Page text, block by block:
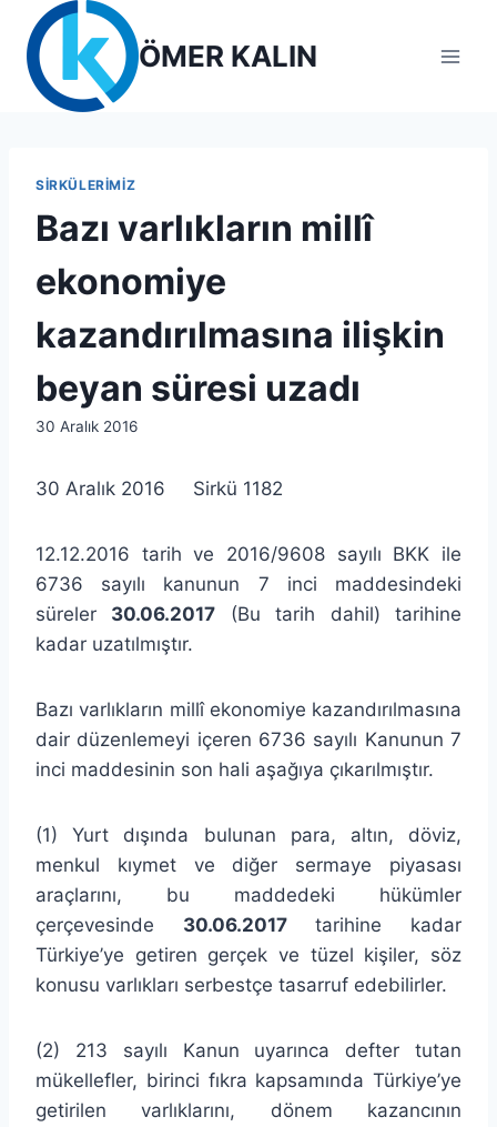
content
ÖMER KALIN
SIRKÜLERIMIZ
Bazı varlıkların millî
ekonomiye
kazandırılmasına ilişkin
beyan süresi uzadı
By
30 Aralık 2016
30 Aralık 2016 Sirkü 1182
12.12.2016 tarih ve 2016/9608 sayılı BKK ile
6736 sayılı kanunun 7 inci maddesindeki
süreler 30.06.2017 (Bu tarih dahil) tarihine
kadar uzatılmıştır.
Bazı varlıkların millî ekonomiye kazandırılmasına
dair düzenlemeyi içeren 6736 sayılı Kanunun 7
inci maddesinin son hali aşağıya çıkarılmıştır.
(1) Yurt dışında bulunan para, altın, döviz,
menkul kıymet ve diğer sermaye piyasası
araçlarını, bu maddedeki hükümler
çerçevesinde 30.06.2017tarihine kadar
Türkiye’ye getiren gerçek ve tüzel kişiler, söz
konusu varlıkları serbestçe tasarruf edebilirler.
(2) 213 sayılı Kanun uyarınca defter tutan
mükellefler, birinci fıkra kapsamında Türkiye’ye
getirilen varlıklarını, dönem kazancının